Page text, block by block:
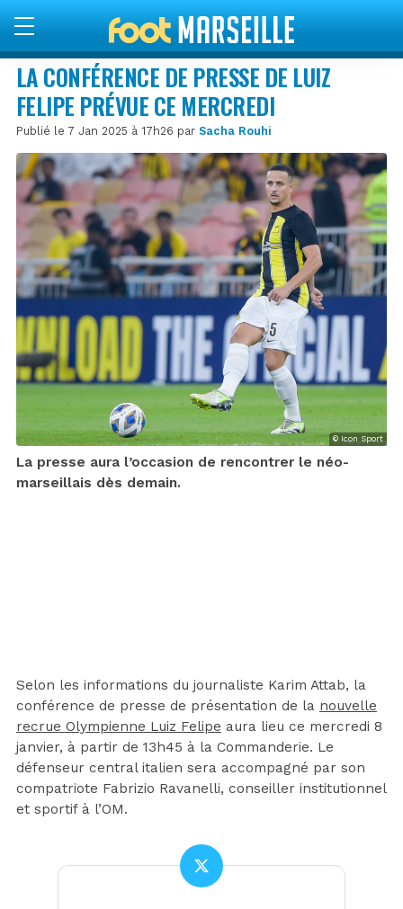
LA CONFÉRENCE DE PRESSE DE LUIZ
FELIPE PRÉVUE CE MERCREDI
Publié le 7 Jan 2025 à 17h26 par Sacha Rouhi
© Icon Sport
La presse aura l’occasion de rencontrer le néo-
marseillais dès demain.
Selon les informations du journaliste Karim Attab, la
conférence de presse de présentation de la nouvelle
recrue Olympienne Luiz Felipe aura lieu ce mercredi 8
janvier, à partir de 13h45 à la Commanderie. Le
défenseur central italien sera accompagné par son
compatriote Fabrizio Ravanelli, conseiller institutionnel
et sportif à l’OM.